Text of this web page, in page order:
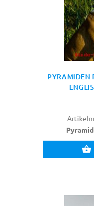
PYRAMIDEN